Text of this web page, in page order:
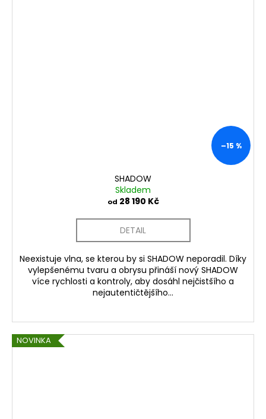
–15 %
SHADOW
Skladem
od 28 190 Kč
DETAIL
Neexistuje vlna, se kterou by si SHADOW neporadil. Díky
vylepšenému tvaru a obrysu přináší nový SHADOW
více rychlosti a kontroly, aby dosáhl nejčistšího a
nejautentičtějšího...
NOVINKA